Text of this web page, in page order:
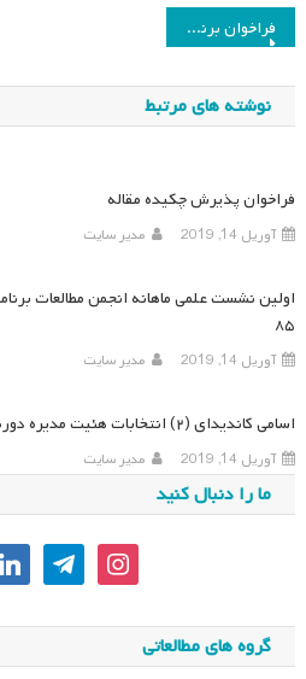
راهبری
نوشته
فراخوان برنامه قلوشیپ انجمن تحقیقات تربیتی امریکا
نوشته های مرتبط
فراخوان پذیرش چکیده مقاله
آوریل 14, 2019 مدیر سایت
اولین نشست علمی ماهانه انجمن مطالعات
۸۵
آوریل 14, 2019 مدیر سایت
اسامی کاندیدای (۲) انتخابات هئیت مدیره دوره هفتم
آوریل 14, 2019 مدیر سایت
ما را دنبال کنید
instagram
telegram
گروه های مطالعاتی